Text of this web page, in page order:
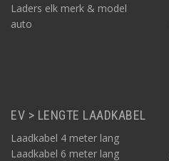
Laders elk merk & model
auto
EV > LENGTE LAADKABEL
Laadkabel 4 meter lang
Laadkabel 6 meter lang